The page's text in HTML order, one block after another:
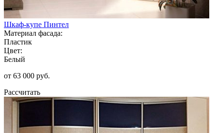
Шкаф-купе Пинтел
Материал фасада:
Пластик
Цвет:
Белый
от 63 000 руб.
Рассчитать